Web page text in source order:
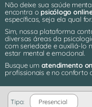
Não deixe sua saúde
encontra o psicólogo
específicas, seja ela qual for.
Sim, nossa plataforma
diversas áreas da
com seriedade e auxiliá-lo
estar mental e emocional.
Busque um atendimento
profissionais e no conforto
Tipo: Presencial